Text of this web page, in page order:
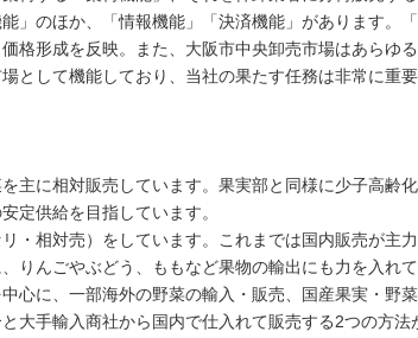
」のほか、「情報機能」「決済機能」があります。
格形成を反映。また、大阪市中央卸売市場はあらゆ
として機能しており、当社の果たす任務は非常に重
主に相対販売しています。果実部と同様に少子高齢
定供給を目指しています。
・相対売）をしています。これまでは国内販売が主
りんごやぶどう、ももなど果物の輸出にも力を入れて
心に、一部海外の野菜の輸入・販売、国産果実・野
大手輸入商社から国内で仕入れて販売する2つの方